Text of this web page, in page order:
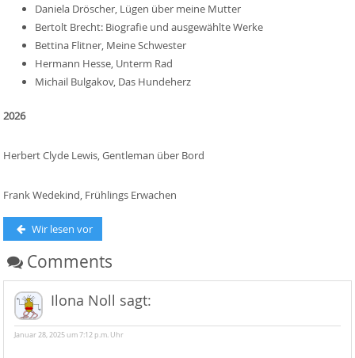
Daniela Dröscher, Lügen über meine Mutter
Bertolt Brecht: Biografie und ausgewählte Werke
Bettina Flitner, Meine Schwester
Hermann Hesse, Unterm Rad
Michail Bulgakov, Das Hundeherz
2026
Herbert Clyde Lewis, Gentleman über Bord
Frank Wedekind, Frühlings Erwachen
Beitragsnavigation
Previous
Wir lesen vor
Comments
Ilona Noll sagt:
Januar 28, 2025 um 7:12 p.m. Uhr